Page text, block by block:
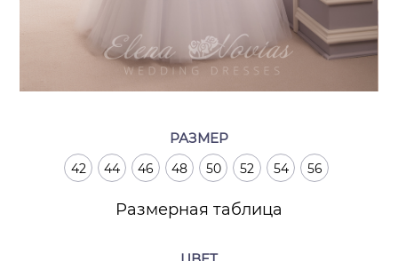
РАЗМЕР
42 44 46 48 50 52 54 56
Размерная таблица